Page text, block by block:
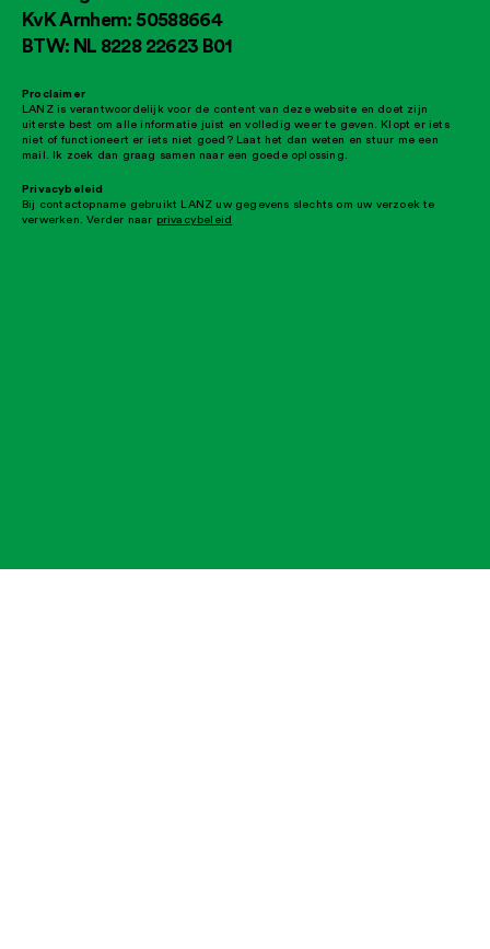
KvK Arnhem: 50588664
BTW: NL 8228 22623 B01
Proclaimer
LANZ is verantwoordelijk voor de content van deze website en doet zijn
uiterste best om alle informatie juist en volledig weer te geven. Klopt er iets
niet of functioneert er iets niet goed? Laat het dan weten en stuur me een
mail. Ik zoek dan graag samen naar een goede oplossing.
Privacybeleid
Bij contactopname gebruikt LANZ uw gegevens slechts om uw verzoek te
verwerken. Verder naar privacybeleid